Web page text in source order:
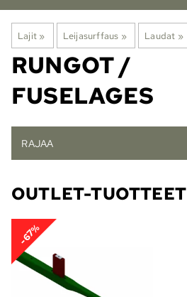
Lajit ‪» Leijasurffaus ‪» Laudat ‪»
RUNGOT /
FUSELAGES
RAJAA
OUTLET-TUOTTEET
-67%